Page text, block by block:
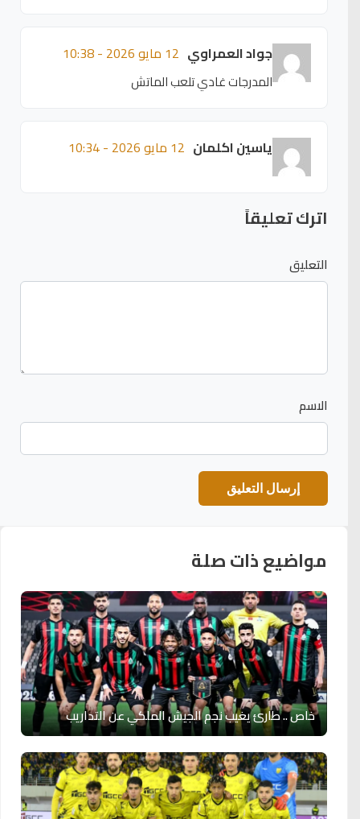
جواد العمراوي 12 مايو 2026 - 10:38
المدرجات غادي تلعب الماتش
ياسين اكلمان 12 مايو 2026 - 10:34
اترك تعليقاً
التعليق
الاسم
مواضيع ذات صلة
خاص .. طارئ يغيب نجم الجيش الملكي عن التداريب